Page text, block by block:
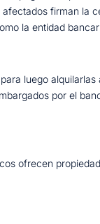
firman la
la entidad
luego
por el
ofrecen